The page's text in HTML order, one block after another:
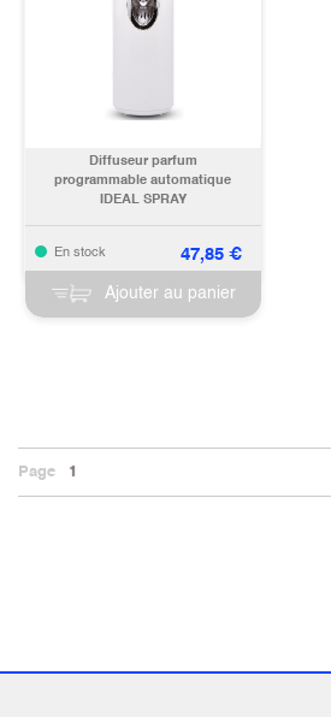
Diffuseur parfum
programmable automatique
IDEAL SPRAY
En stock 47,85€
Ajouter au panier
Page 1